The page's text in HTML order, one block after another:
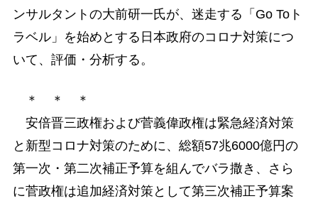
ンサルタントの大前研一氏が、迷走する「Go Toト
ラベル」を始めとする日本政府のコロナ対策につ
いて、評価・分析する。
＊ ＊ ＊
安倍晋三政権および菅義偉政権は緊急経済対策
と新型コロナ対策のために、総額57兆6000億円の
第一次・第二次補正予算を組んでバラ撒き、さら
に菅政権は追加経済対策として第三次補正予算案